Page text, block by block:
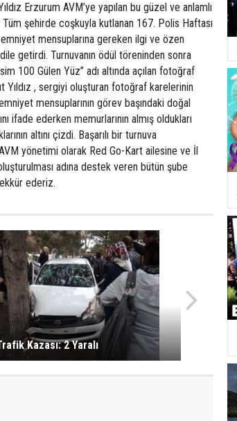
Erzurum AVM’ye yapılan bu güzel ve anlamlı
şehirde coşkuyla kutlanan 167. Polis Haftası
mensuplarına gereken ilgi ve özen
getirdi. Turnuvanın ödül töreninden sonra
100 Gülen Yüz” adı altında açılan fotoğraf
, sergiyi oluşturan fotoğraf karelerinin
mensuplarının görev başındaki doğal
ifade ederken memurlarının almış oldukları
altını çizdi. Başarılı bir turnuva
yönetimi olarak Red Go-Kart ailesine ve İl
adına destek veren bütün şube
ederiz.
Kazası: 2 Yaralı